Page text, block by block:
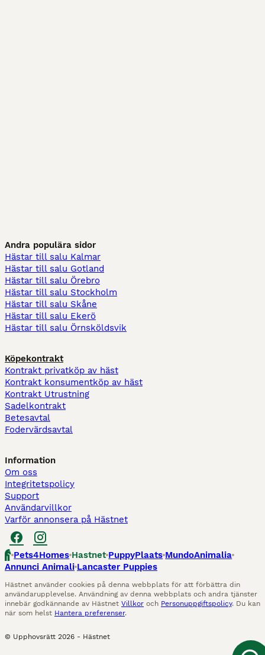
Andra populära sidor
Hästar till salu Kalmar
Hästar till salu Gotland
Hästar till salu Örebro
Hästar till salu Stockholm
Hästar till salu Skåne
Hästar till salu Ekerö
Hästar till salu Örnsköldsvik
Köpekontrakt
Kontrakt privatköp av häst
Kontrakt konsumentköp av häst
Kontrakt Utrustning
Sadelkontrakt
Betesavtal
Fodervärdsavtal
Information
Om oss
Integritetspolicy
Support
Användarvillkor
Varför annonsera på Hästnet
Pets4Homes Hastnet PuppyPlaats MundoAnimalia
Annunci Animali Lancaster Puppies
Hästnet använder cookies på denna webbplats för att förbättra din
användarupplevelse. Användning av denna webbplats och andra tjänster
innebär godkännande av Hästnet Villkor och Personuppgiftspolicy. Du kan
när som helst Hantera preferenser.
© Upphovsrätt 2026 - Hästnet